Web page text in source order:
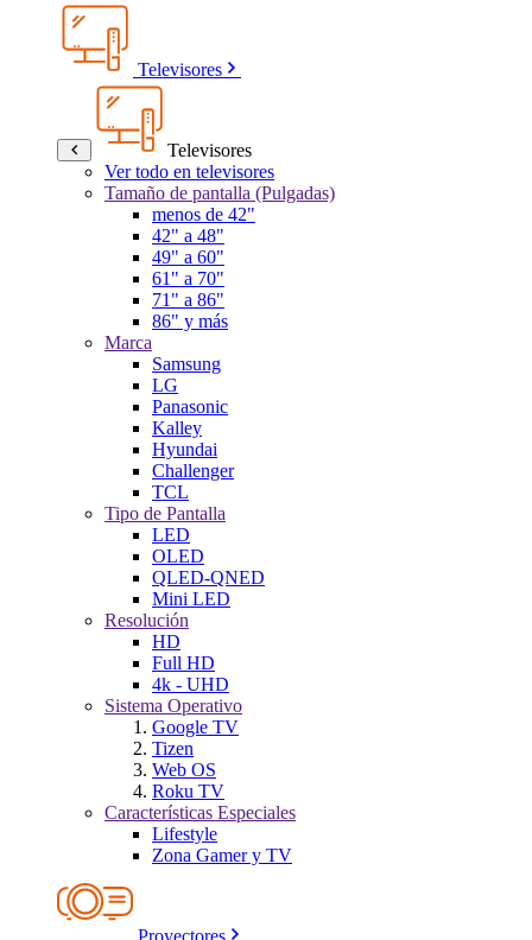
Televisores
Televisores
Ver todo en televisores
Tamaño de pantalla (Pulgadas)
menos de 42"
42" a 48"
49" a 60"
61" a 70"
71" a 86"
86" y más
Marca
Samsung
LG
Panasonic
Kalley
Hyundai
Challenger
TCL
Tipo de Pantalla
LED
OLED
QLED-QNED
Mini LED
Resolución
HD
Full HD
4k - UHD
Sistema Operativo
Google TV
Tizen
Web OS
Roku TV
Características Especiales
Lifestyle
Zona Gamer y TV
Proyectores